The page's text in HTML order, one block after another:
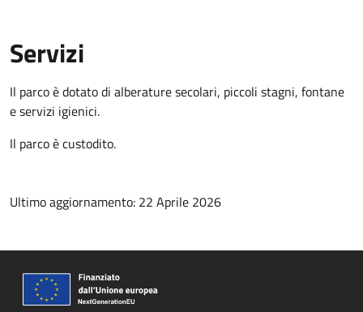
Servizi
Il parco è dotato di alberature secolari, piccoli stagni, fontane
e servizi igienici.
Il parco è custodito.
Ultimo aggiornamento: 22 Aprile 2026